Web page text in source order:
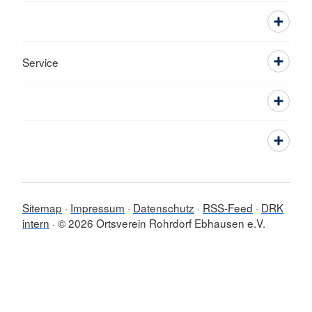
Service
Sitemap Impressum Datenschutz RSS-Feed
DRK
intern © 2026 Ortsverein Rohrdorf Ebhausen e.V.